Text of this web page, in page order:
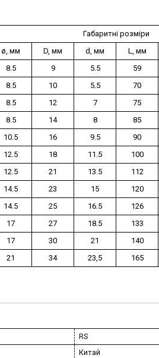
Габаритні розміри
ø, мм
D, мм d, мм L, мм
8.5 9 5.5 59
8.5 10 5.5 70
8.5 12 7 75
8.5 14 8 85
10.5 16 9.5 90
12.5 18 11.5 100
12.5 21 13.5 112
14.5 23 15 120
14.5 25 16.5 126
17 27 18.5 133
17 30 21 140
21 34 23,5 165
RS
Китай